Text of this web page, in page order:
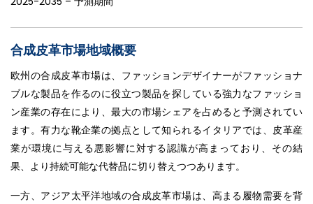
合成皮革市場地域概要
欧州の合成皮革市場は、ファッションデザイナーがファッショナ
ブルな製品を作るのに役立つ製品を探している強力なファッショ
ン産業の存在により、最大の市場シェアを占めると予測されてい
ます。有力な靴企業の拠点として知られるイタリアでは、皮革産
業が環境に与える悪影響に対する認識が高まっており、その結
果、より持続可能な代替品に切り替えつつあります。
一方、アジア太平洋地域の合成皮革市場は、高まる履物需要を背